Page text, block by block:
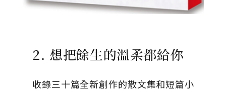
2. 想把餘生的溫柔都給你
收錄三十篇全新創作的散文集和短篇小